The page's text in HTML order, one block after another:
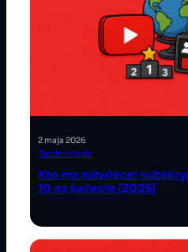
2 maja 2026
Technologia
Kto ma najwięcej
10 na świecie [2026]